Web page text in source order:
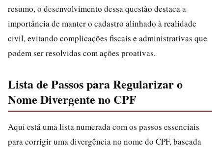
resumo, o desenvolvimento dessa questão destaca a
importância de manter o cadastro alinhado à realidade
civil, evitando complicações fiscais e administrativas que
podem ser resolvidas com ações proativas.
Lista de Passos para Regularizar o
Nome Divergente no CPF
Aqui está uma lista numerada com os passos essenciais
para corrigir uma divergência no nome do CPF, baseada